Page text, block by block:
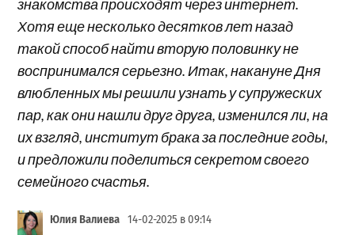
знакомства происходят через интернет.
Хотя еще несколько десятков лет назад
такой способ найти вторую половинку не
воспринимался серьезно. Итак, накануне Дня
влюбленных мы решили узнать у супружеских
пар, как они нашли друг друга, изменился ли, на
их взгляд, институт брака за последние годы,
и предложили поделиться секретом своего
семейного счастья.
Юлия Валиева 14-02-2025 в 09:14